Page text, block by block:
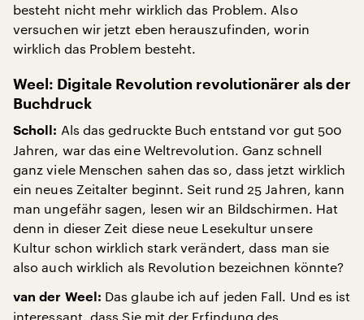
besteht nicht mehr wirklich das Problem. Also
versuchen wir jetzt eben herauszufinden, worin
wirklich das Problem besteht.
Weel: Digitale Revolution revolutionärer als der
Buchdruck
Scholl: Als das gedruckte Buch entstand vor gut 500
Jahren, war das eine Weltrevolution. Ganz schnell
ganz viele Menschen sahen das so, dass jetzt wirklich
ein neues Zeitalter beginnt. Seit rund 25 Jahren, kann
man ungefähr sagen, lesen wir an Bildschirmen. Hat
denn in dieser Zeit diese neue Lesekultur unsere
Kultur schon wirklich stark verändert, dass man sie
also auch wirklich als Revolution bezeichnen könnte?
van der Weel: Das glaube ich auf jeden Fall. Und es ist
interessant, dass Sie mit der Erfindung des